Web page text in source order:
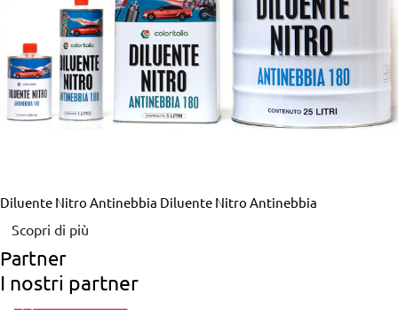
Diluente Nitro Antinebbia Diluente Nitro Antinebbia
Scopri di più
Partner
I nostri partner